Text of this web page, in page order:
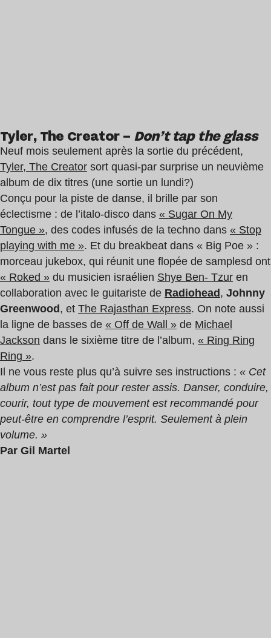
Tyler, The Creator – Don’t tap the glass
Neuf mois seulement après la sortie du précédent,
Tyler, The Creator sort quasi-par surprise un neuvième
album de dix titres (une sortie un lundi?)
Conçu pour la piste de danse, il brille par son
éclectisme : de l’italo-disco dans « Sugar On My
Tongue », des codes infusés de la techno dans « Stop
playing with me ». Et du breakbeat dans « Big Poe » :
morceau jukebox, qui réunit une flopée de samplesd ont
« Roked » du musicien israélien Shye Ben- Tzur en
collaboration avec le guitariste de Radiohead , Johnny
Greenwood , et The Rajasthan Express. On note aussi
la ligne de basses de « Off de Wall » de Michael
Jackson dans le sixième titre de l’album, « Ring Ring
Ring ».
Il ne vous reste plus qu’à suivre ses instructions : « Cet
album n’est pas fait pour rester assis. Danser, conduire,
courir, tout type de mouvement est recommandé pour
peut-être en comprendre l’esprit. Seulement à plein
volume. »
Par Gil Martel